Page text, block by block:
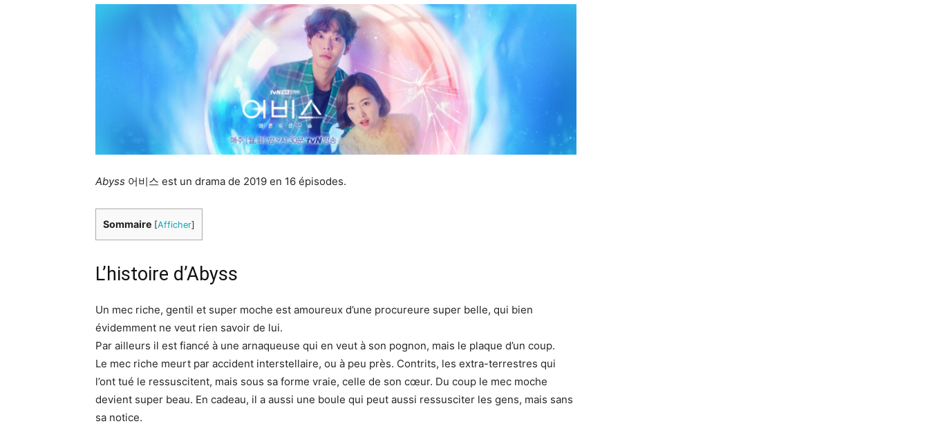
Abyss 어비스 est un drama de 2019 en 16 épisodes.
Sommaire [Afficher]
L’histoire d’Abyss
Un mec riche, gentil et super moche est amoureux d’une procureure super belle, qui bien
évidemment ne veut rien savoir de lui.
Par ailleurs il est fiancé à une arnaqueuse qui en veut à son pognon, mais le plaque d’un coup.
Le mec riche meurt par accident interstellaire, ou à peu près. Contrits, les extra-terrestres qui
l’ont tué le ressuscitent, mais sous sa forme vraie, celle de son cœur. Du coup le mec moche
devient super beau. En cadeau, il a aussi une boule qui peut aussi ressusciter les gens, mais sans
sa notice.